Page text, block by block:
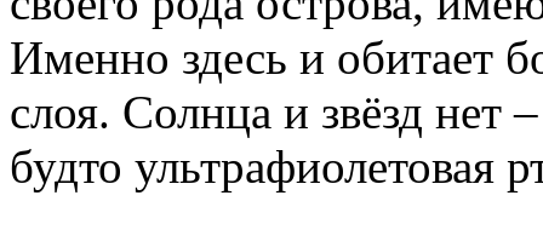
Именно здесь и обитает
слоя. Солнца и звёзд нет
будто ультрафиолетовая